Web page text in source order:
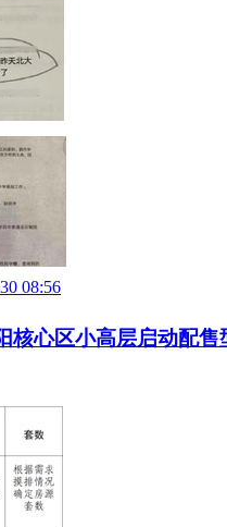
08:56
核心区小高层启动配售